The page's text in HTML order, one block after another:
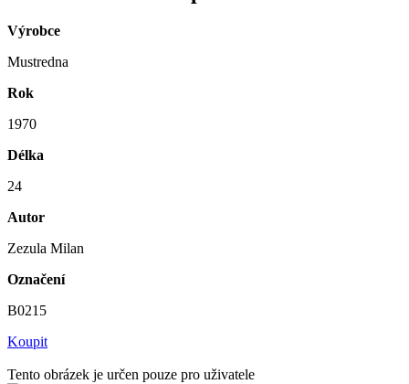
Výrobce
Mustredna
Rok
1970
Délka
24
Autor
Zezula Milan
Označení
B0215
Koupit
Tento obrázek je určen pouze pro uživatele